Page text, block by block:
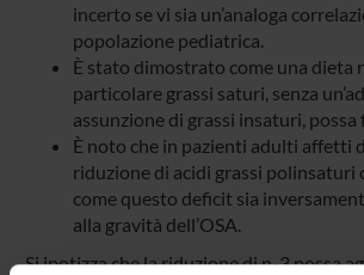
incerto se vi sia un’analoga
popolazione pediatrica.
È stato dimostrato come una dieta
particolare grassi saturi, senza
assunzione di grassi insaturi, possa
È noto che in pazienti adulti affetti
riduzione di acidi grassi polinsaturi
come questo deficit sia
alla gravità dell’OSA.
Si ipotizza che la riduzione di n-3 possa